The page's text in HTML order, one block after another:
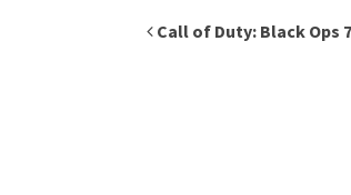
Inläggsnavigering
Call of Duty: Black Ops 7